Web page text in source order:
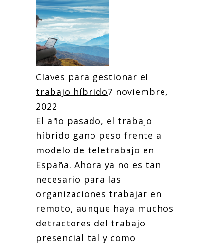
Claves para gestionar el
trabajo híbrido7 noviembre,
2022
El año pasado, el trabajo
híbrido gano peso frente al
modelo de teletrabajo en
España. Ahora ya no es tan
necesario para las
organizaciones trabajar en
remoto, aunque haya muchos
detractores del trabajo
presencial tal y como